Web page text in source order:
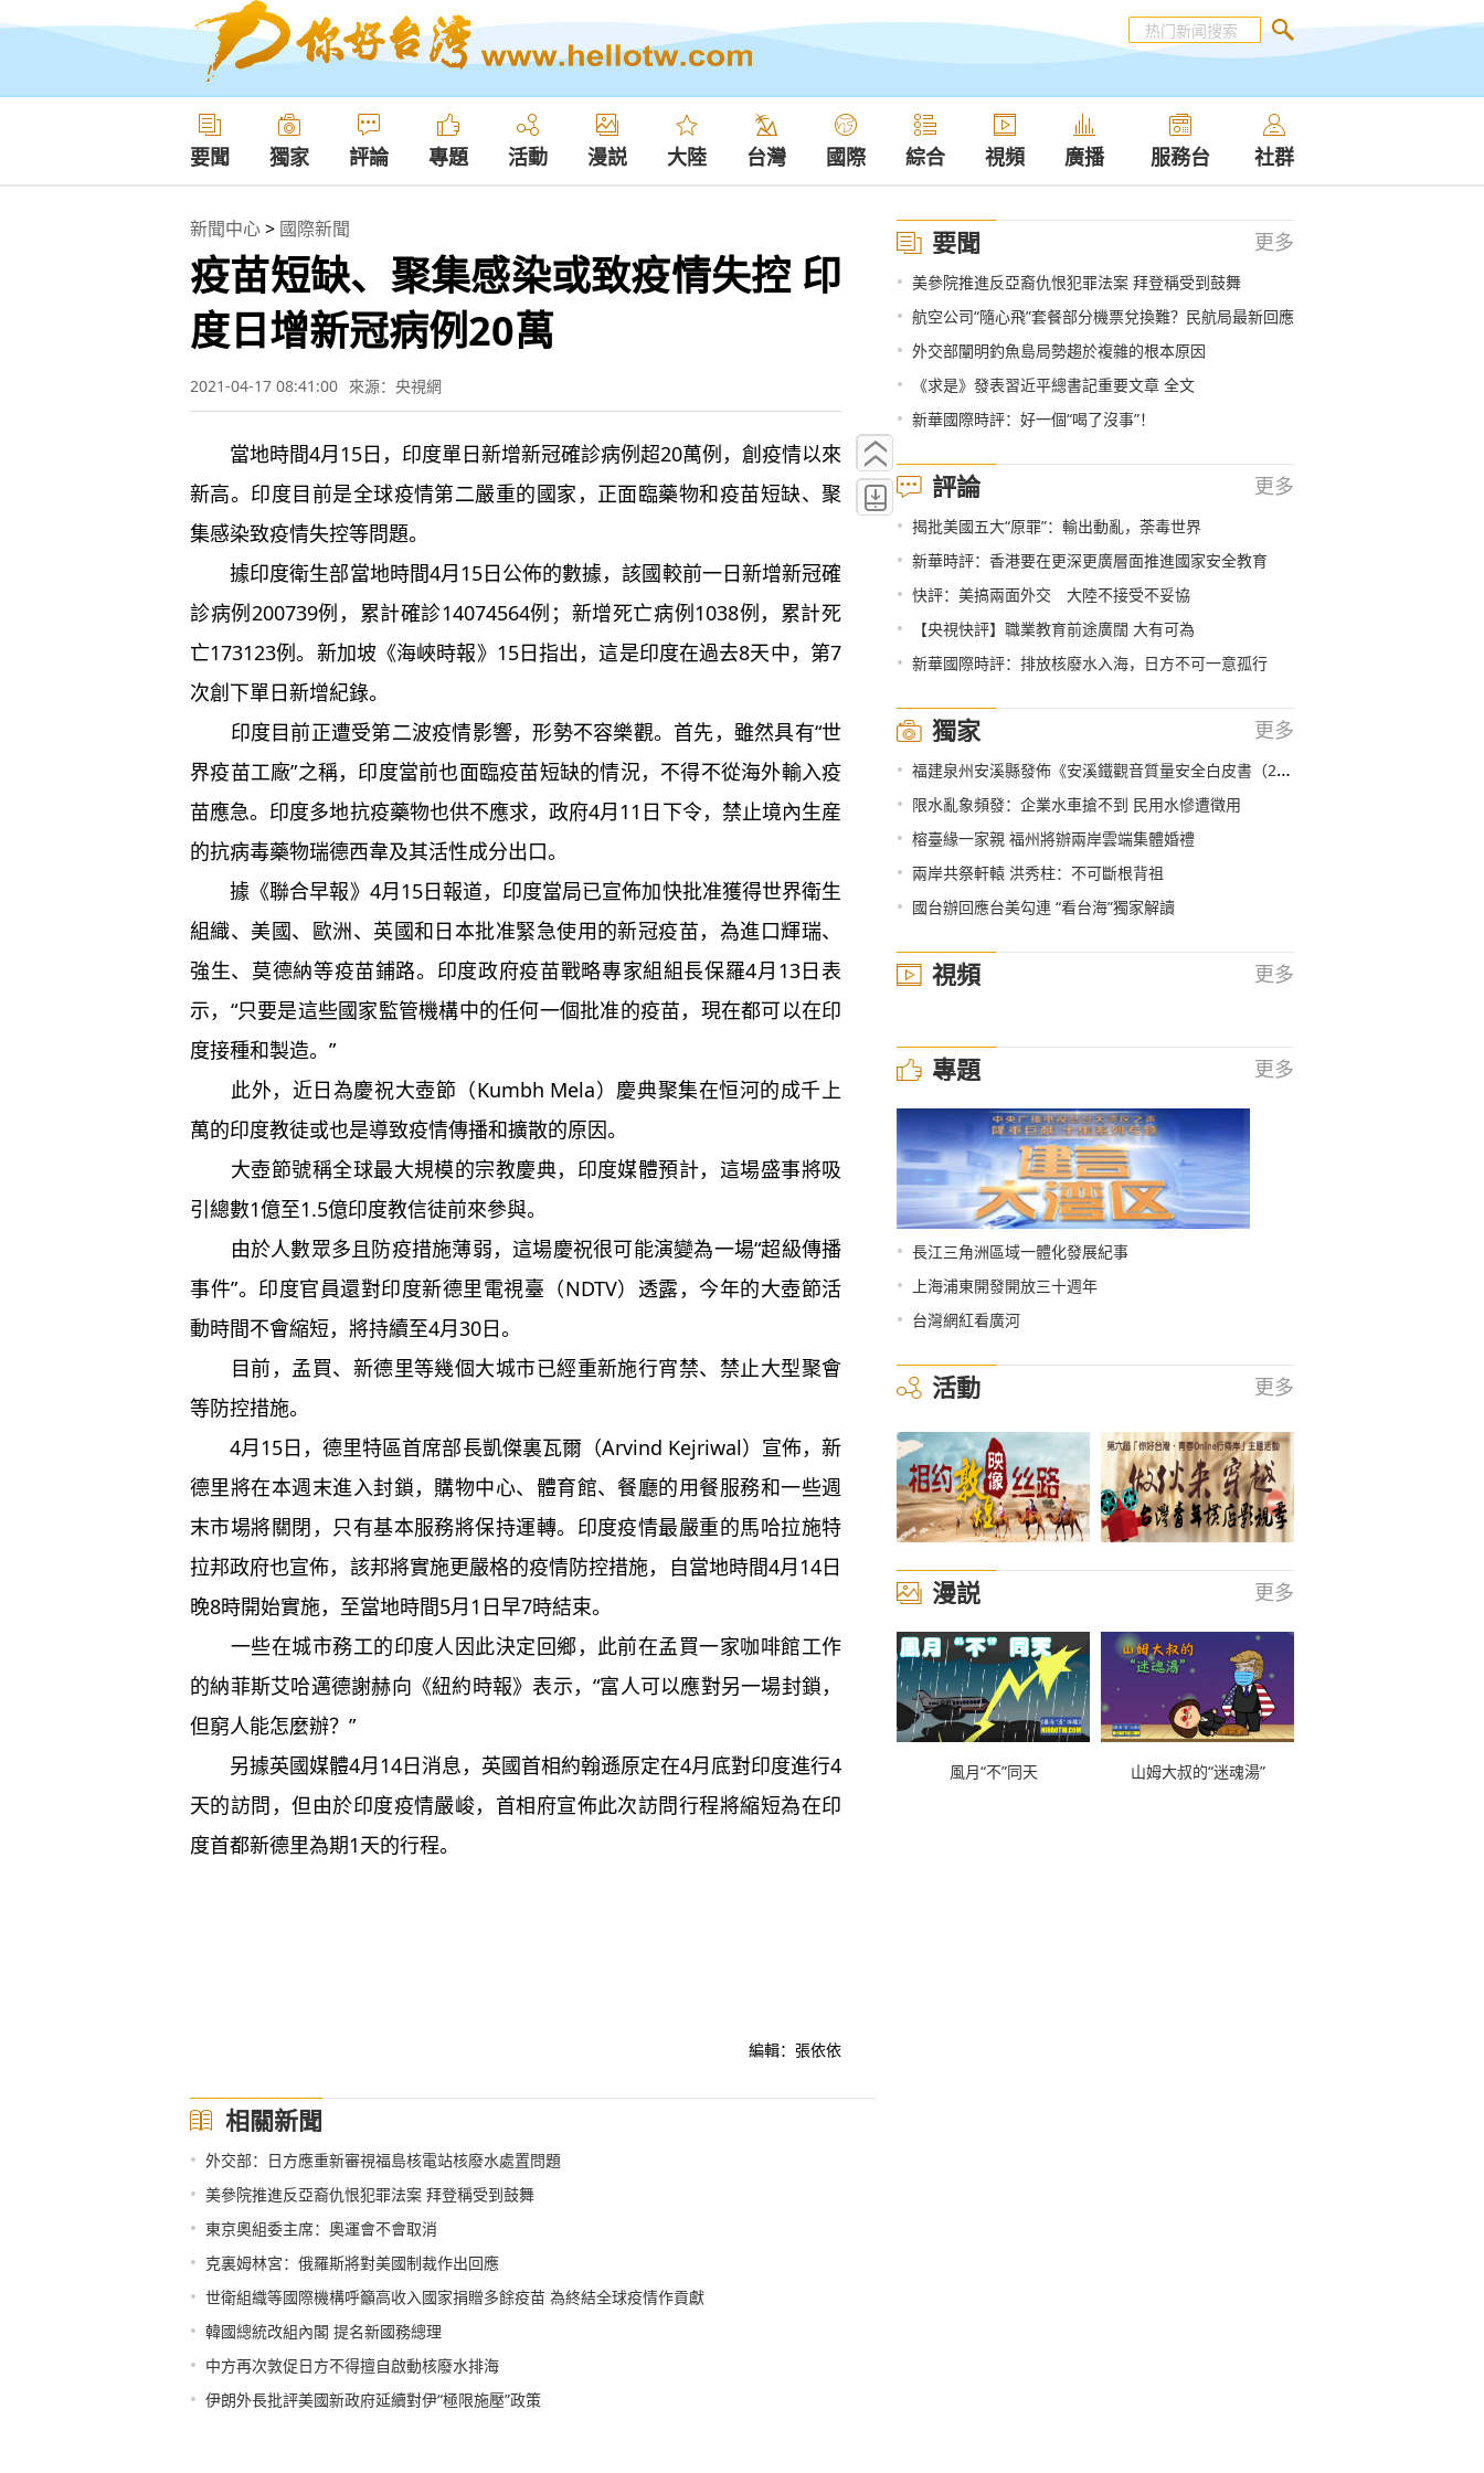
要聞 獨家 評論 專題 活動 漫説 大陸 台灣 國際 綜合 視頻 廣播 服務台 社群
新聞中心> 國際新聞
疫苗短缺、聚集感染或致疫情失控 印
度日增新冠病例20萬
2021-04-17 08:41:00 來源：央視網
當地時間4月15日，印度單日新增新冠確診病例超20萬例，創疫情以來
新高。印度目前是全球疫情第二嚴重的國家，正面臨藥物和疫苗短缺、聚
集感染致疫情失控等問題。
據印度衛生部當地時間4月15日公佈的數據，該國較前一日新增新冠確
診病例200739例，累計確診14074564例；新增死亡病例1038例，累計死
亡173123例。新加坡《海峽時報》15日指出，這是印度在過去8天中，第7
次創下單日新增紀錄。
印度目前正遭受第二波疫情影響，形勢不容樂觀。首先，雖然具有“世
界疫苗工廠”之稱，印度當前也面臨疫苗短缺的情況，不得不從海外輸入疫
苗應急。印度多地抗疫藥物也供不應求，政府4月11日下令，禁止境內生産
的抗病毒藥物瑞德西韋及其活性成分出口。
據《聯合早報》4月15日報道，印度當局已宣佈加快批准獲得世界衛生
組織、美國、歐洲、英國和日本批准緊急使用的新冠疫苗，為進口輝瑞、
強生、莫德納等疫苗鋪路。印度政府疫苗戰略專家組組長保羅4月13日表
示，“只要是這些國家監管機構中的任何一個批准的疫苗，現在都可以在印
度接種和製造。”
此外，近日為慶祝大壺節（Kumbh Mela）慶典聚集在恒河的成千上
萬的印度教徒或也是導致疫情傳播和擴散的原因。
大壺節號稱全球最大規模的宗教慶典，印度媒體預計，這場盛事將吸
引總數1億至1.5億印度教信徒前來參與。
由於人數眾多且防疫措施薄弱，這場慶祝很可能演變為一場“超級傳播
事件”。印度官員還對印度新德里電視臺（NDTV）透露，今年的大壺節活
動時間不會縮短，將持續至4月30日。
目前，孟買、新德里等幾個大城市已經重新施行宵禁、禁止大型聚會
等防控措施。
4月15日，德里特區首席部長凱傑裏瓦爾（Arvind Kejriwal）宣佈，新
德里將在本週末進入封鎖，購物中心、體育館、餐廳的用餐服務和一些週
末市場將關閉，只有基本服務將保持運轉。印度疫情最嚴重的馬哈拉施特
拉邦政府也宣佈，該邦將實施更嚴格的疫情防控措施，自當地時間4月14日
晚8時開始實施，至當地時間5月1日早7時結束。
一些在城市務工的印度人因此決定回鄉，此前在孟買一家咖啡館工作
的納菲斯艾哈邁德謝赫向《紐約時報》表示，“富人可以應對另一場封鎖，
但窮人能怎麼辦？”
另據英國媒體4月14日消息，英國首相約翰遜原定在4月底對印度進行4
天的訪問，但由於印度疫情嚴峻，首相府宣佈此次訪問行程將縮短為在印
度首都新德里為期1天的行程。
編輯：張依依
相關新聞
• 外交部：日方應重新審視福島核電站核廢水處置問題
• 美參院推進反亞裔仇恨犯罪法案 拜登稱受到鼓舞
• 東京奧組委主席：奧運會不會取消
• 克裏姆林宮：俄羅斯將對美國制裁作出回應
• 世衛組織等國際機構呼籲高收入國家捐贈多餘疫苗 為終結全球疫情作貢獻
• 韓國總統改組內閣 提名新國務總理
• 中方再次敦促日方不得擅自啟動核廢水排海
• 伊朗外長批評美國新政府延續對伊“極限施壓”政策
要聞 更多
• 美參院推進反亞裔仇恨犯罪法案 拜登稱受到鼓舞
• 航空公司“隨心飛”套餐部分機票兌換難？民航局最新回應
• 外交部闡明釣魚島局勢趨於複雜的根本原因
• 《求是》發表習近平總書記重要文章 全文
• 新華國際時評：好一個“喝了沒事”！
評論 更多
• 揭批美國五大“原罪”：輸出動亂，荼毒世界
• 新華時評：香港要在更深更廣層面推進國家安全教育
• 快評：美搞兩面外交 大陸不接受不妥協
• 【央視快評】職業教育前途廣闊 大有可為
• 新華國際時評：排放核廢水入海，日方不可一意孤行
獨家 更多
• 福建泉州安溪縣發佈《安溪鐵觀音質量安全白皮書（2020）》
• 限水亂象頻發：企業水車搶不到 民用水慘遭徵用
• 榕臺緣一家親 福州將辦兩岸雲端集體婚禮
• 兩岸共祭軒轅 洪秀柱：不可斷根背祖
• 國台辦回應台美勾連 “看台海”獨家解讀
視頻 更多
專題 更多
• 長江三角洲區域一體化發展紀事
• 上海浦東開發開放三十週年
• 台灣網紅看廣河
活動 更多
漫説 更多
風月“不”同天 山姆大叔的“迷魂湯”